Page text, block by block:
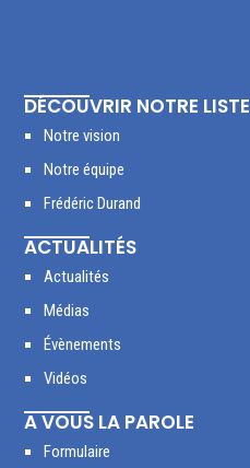
DÉCOUVRIR NOTRE LISTE
Notre vision
Notre équipe
Frédéric Durand
ACTUALITÉS
Actualités
Médias
Évènements
Vidéos
A VOUS LA PAROLE
Formulaire